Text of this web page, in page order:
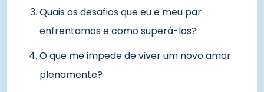
Quais os desafios que eu e meu par
enfrentamos e como superá-los?
O que me impede de viver um novo amor
plenamente?